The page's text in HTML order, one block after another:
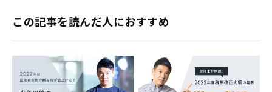
この記事を読んだ人におすすめ